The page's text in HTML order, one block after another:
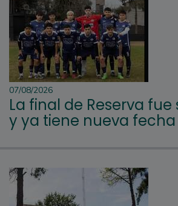
07/08/2026
La final de Reserva
y ya tiene nueva fecha